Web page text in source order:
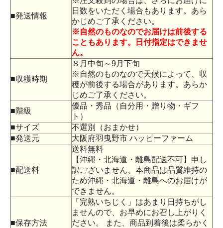
■発送情報
日数をいただく場合もあります。あら
かじめご了承ください。
※自然のものなのでお届けは前後する
こともあります。日付指定はできませ
ん。
■収穫時期
８月中旬～9月下旬
※自然のものなので天候によって、収
穫が前後する場合があります。あらか
じめご了承ください。
■階級
優品・秀品（自分用・贈り物・ギフ
ト）
■サイズ
不選別（おまかせ）
■発送元
大阪府羽曳野市 ハッピーファーム
■配送料
送料無料
【沖縄・北海道・離島配送不可】申し
訳ございません、本商品は品質維持の
ため沖縄・北海道・離島へのお届けが
できません。
■保存方法
「完熟いちじく」はあまり日持ちがし
ませんので、お早めにお召し上がりく
ださい。 また、商品到着後は柔らかく